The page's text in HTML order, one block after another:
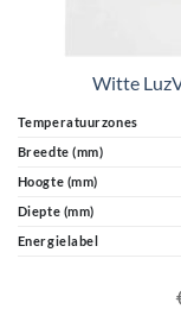
Witte
Temperatuurzones
Breedte (mm)
Hoogte (mm)
Diepte (mm)
Energielabel